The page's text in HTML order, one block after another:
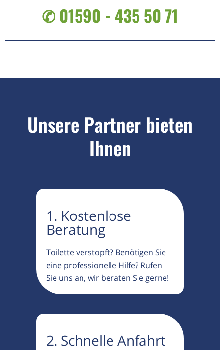
✆ 01590 - 435 50 71
Unsere Partner bieten
Ihnen
1. Kostenlose
Beratung
Toilette verstopft? Benötigen Sie
eine professionelle Hilfe? Rufen
Sie uns an, wir beraten Sie gerne!
2. Schnelle Anfahrt